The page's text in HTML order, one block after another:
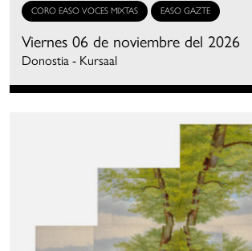
CORO EASO VOCES MIXTAS EASO GAZTE
Viernes 06 de noviembre del 2026
Donostia - Kursaal